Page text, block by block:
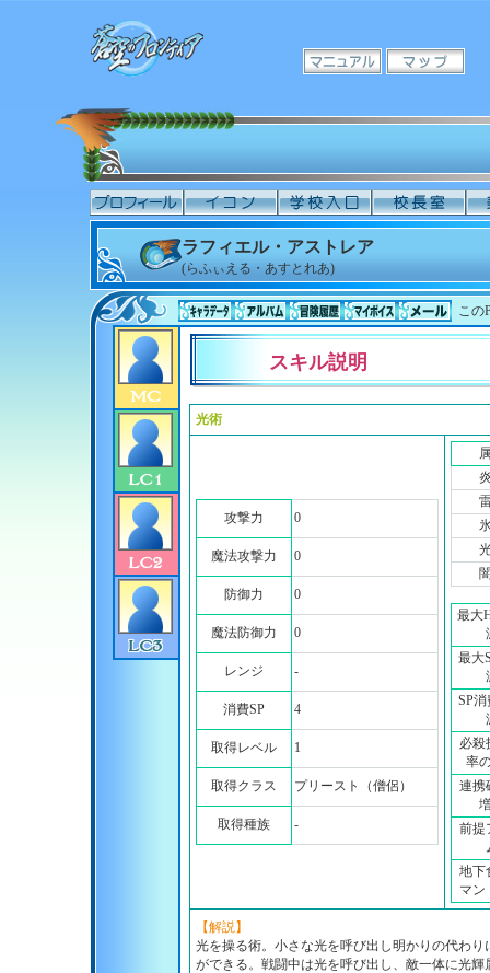
ラフィエル・アストレア
(らふぃえる・あすとれあ)
この
スキル説明
光術
攻撃力 0
魔法攻撃力 0
防御力 0
魔法防御力 0
レンジ -
消費SP 4
取得レベル 1
取得クラス プリースト（僧侶）
取得種族 -
最大
最大
SP
必殺
率
連携
前提
地下
マン
【解説】
光を操る術。小さな光を呼び出し明かりの代わ
ができる。戦闘中は光を呼び出し、敵一体に光